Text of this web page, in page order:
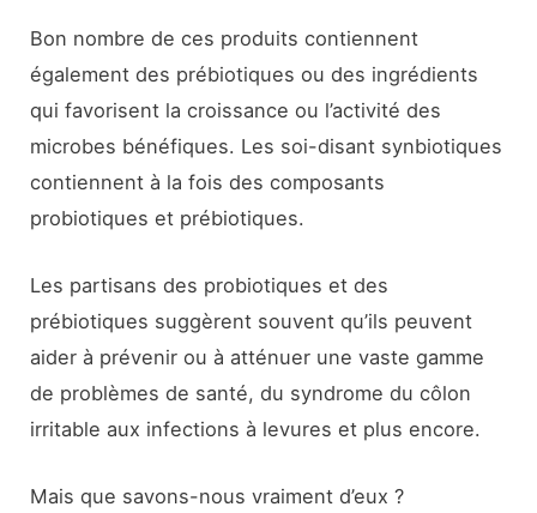
Bon nombre de ces produits contiennent
également des prébiotiques ou des ingrédients
qui favorisent la croissance ou l’activité des
microbes bénéfiques. Les soi-disant synbiotiques
contiennent à la fois des composants
probiotiques et prébiotiques.
Les partisans des probiotiques et des
prébiotiques suggèrent souvent qu’ils peuvent
aider à prévenir ou à atténuer une vaste gamme
de problèmes de santé, du syndrome du côlon
irritable aux infections à levures et plus encore.
Mais que savons-nous vraiment d’eux ?